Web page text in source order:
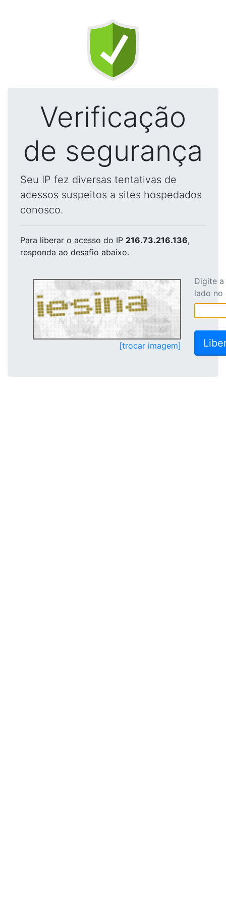
Verificação
de segurança
Seu IP fez diversas tentativas de
acessos suspeitos a sites hospedados
conosco.
Para liberar o acesso do IP 216.73.216.136,
responda ao desafio abaixo.
[trocar imagem]
Digite
lado no